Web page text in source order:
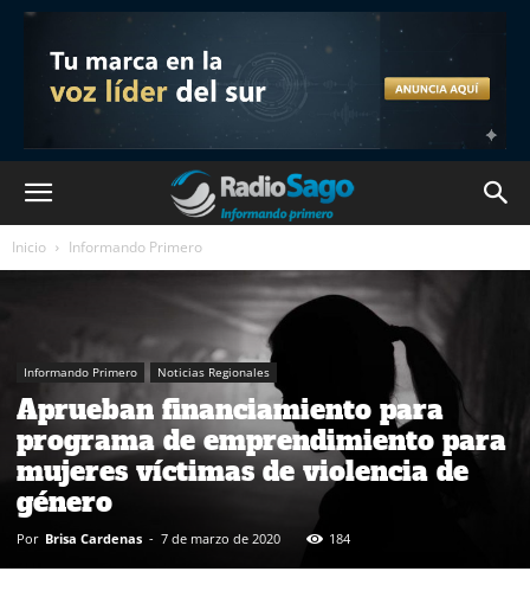
Inicio Informando Primero
Informando Primero Noticias Regionales
Aprueban financiamiento para
programa de emprendimiento para
mujeres víctimas de violencia de
género
Por Brisa Cardenas - 7 de marzo de 2020 184